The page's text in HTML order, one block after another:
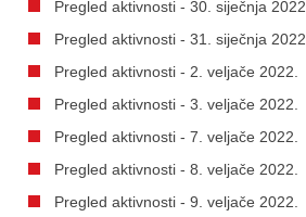
Pregled aktivnosti - 30. siječnja 2022.
Pregled aktivnosti - 31. siječnja 2022.
Pregled aktivnosti - 2. veljače 2022.
Pregled aktivnosti - 3. veljače 2022.
Pregled aktivnosti - 7. veljače 2022.
Pregled aktivnosti - 8. veljače 2022.
Pregled aktivnosti - 9. veljače 2022.